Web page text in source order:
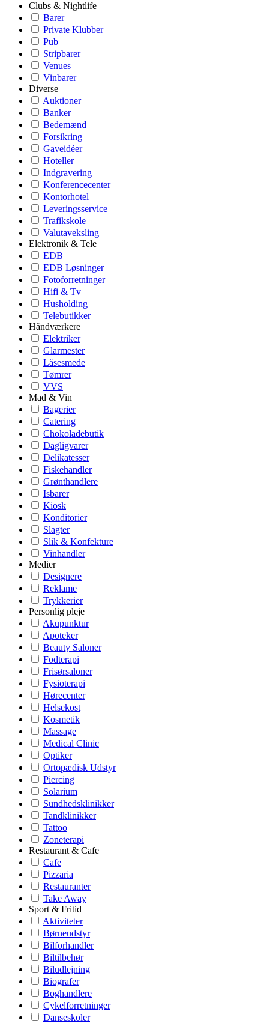
Clubs & Nightlife
Barer
Private Klubber
Pub
Stripbarer
Venues
Vinbarer
Diverse
Auktioner
Banker
Bedemænd
Forsikring
Gaveidéer
Hoteller
Indgravering
Konferencecenter
Kontorhotel
Leveringsservice
Trafikskole
Valutaveksling
Elektronik & Tele
EDB
EDB Løsninger
Fotoforretninger
Hifi & Tv
Husholding
Telebutikker
Håndværkere
Elektriker
Glarmester
Låsesmede
Tømrer
VVS
Mad & Vin
Bagerier
Catering
Chokoladebutik
Dagligvarer
Delikatesser
Fiskehandler
Grønthandlere
Isbarer
Kiosk
Konditorier
Slagter
Slik & Konfekture
Vinhandler
Medier
Designere
Reklame
Trykkerier
Personlig pleje
Akupunktur
Apoteker
Beauty Saloner
Fodterapi
Frisørsaloner
Fysioterapi
Hørecenter
Helsekost
Kosmetik
Massage
Medical Clinic
Optiker
Ortopædisk Udstyr
Piercing
Solarium
Sundhedsklinikker
Tandklinikker
Tattoo
Zoneterapi
Restaurant & Cafe
Cafe
Pizzaria
Restauranter
Take Away
Sport & Fritid
Aktiviteter
Børneudstyr
Bilforhandler
Biltilbehør
Biludlejning
Biografer
Boghandlere
Cykelforretninger
Danseskoler